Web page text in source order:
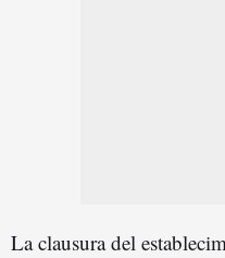
La clausura del